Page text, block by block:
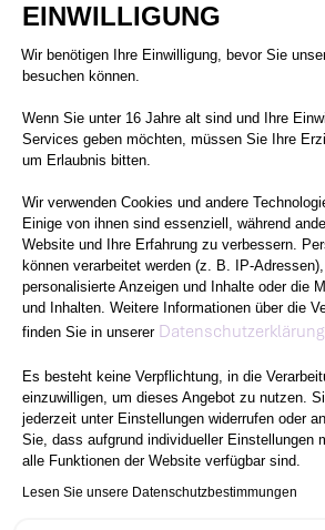
EINWILLIGUNG
Wir benötigen Ihre Einwilligung, bevor Sie unsere Website weiter
besuchen können.
Wenn Sie unter 16 Jahre alt sind und Ihre
Services geben möchten, müssen Sie Ihre
um Erlaubnis bitten.
Wir verwenden Cookies und andere
Einige von ihnen sind essenziell, während
Website und Ihre Erfahrung zu verbessern.
können verarbeitet werden (z. B. IP-
personalisierte Anzeigen und Inhalte oder die
und Inhalten. Weitere Informationen über die
finden Sie in unserer Datenschutzerklärung
Es besteht keine Verpflichtung, in die
einzuwilligen, um dieses Angebot zu nutzen.
jederzeit unter Einstellungen widerrufen oder
Sie, dass aufgrund individueller Einstellungen
alle Funktionen der Website verfügbar sind.
Lesen Sie unsere Datenschutzbestimmungen
Axeptio consent